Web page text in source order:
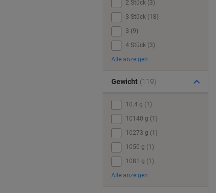
2 Stück (3)
3 Stück (18)
3 (9)
4 Stück (3)
Alle anzeigen
Gewicht (119)
10.4 g (1)
10140 g (1)
10273 g (1)
1050 g (1)
1081 g (1)
Alle anzeigen